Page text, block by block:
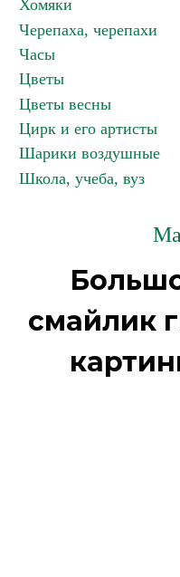
Хомяки
Черепаха, черепахи
Часы
Цветы
Цветы весны
Цирк и его артисты
Шарики воздушные
Школа, учеба, вуз
смайлик